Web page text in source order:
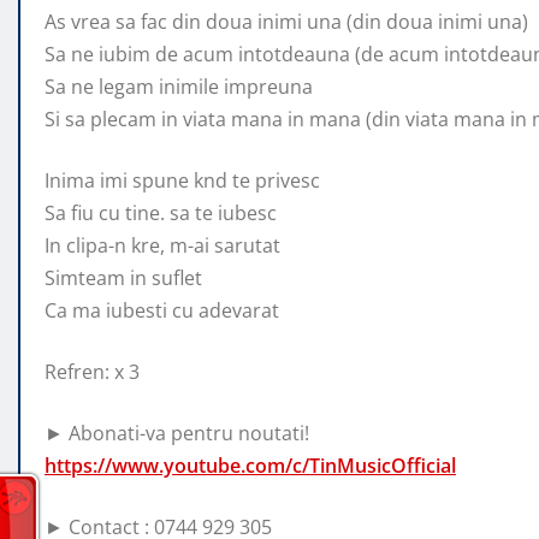
As vrea sa fac din doua inimi una (din doua inimi una)
Sa ne iubim de acum intotdeauna (de acum
Sa ne legam inimile impreuna
Si sa plecam in viata mana in mana (din viata mana in
Inima imi spune knd te privesc
Sa fiu cu tine. sa te iubesc
In clipa-n kre, m-ai sarutat
Simteam in suflet
Ca ma iubesti cu adevarat
Refren: x 3
► Abonati-va pentru noutati!
https://www.youtube.com/c/TinMusicOfficial
► Contact : 0744 929 305